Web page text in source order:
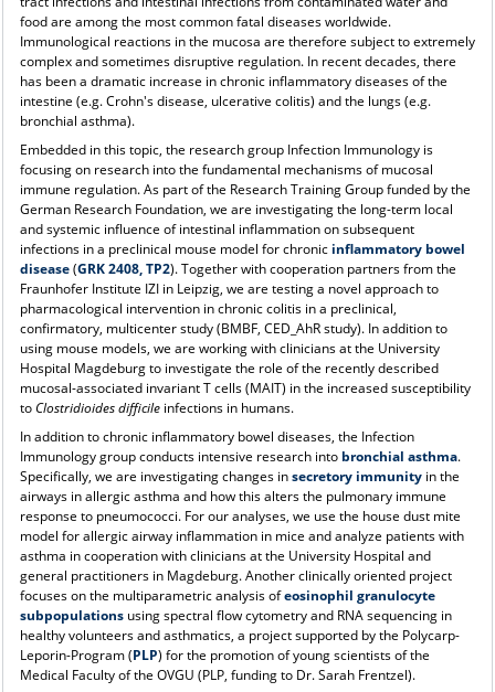
food are among the most common fatal diseases worldwide.
Immunological reactions in the mucosa are therefore subject to extremely
complex and sometimes disruptive regulation. In recent decades, there
has been a dramatic increase in chronic inflammatory diseases of the
intestine (e.g. Crohn's disease, ulcerative colitis) and the lungs (e.g.
bronchial asthma).
Embedded in this topic, the research group Infection Immunology is
focusing on research into the fundamental mechanisms of mucosal
immune regulation. As part of the Research Training Group funded by the
German Research Foundation, we are investigating the long-term local
and systemic influence of intestinal inflammation on subsequent
infections in a preclinical mouse model for chronic inflammatory bowel
disease(GRK 2408, TP2). Together with cooperation partners from the
Fraunhofer Institute IZI in Leipzig, we are testing a novel approach to
pharmacological intervention in chronic colitis in a preclinical,
confirmatory, multicenter study (BMBF, CED_AhR study). In addition to
using mouse models, we are working with clinicians at the University
Hospital Magdeburg to investigate the role of the recently described
mucosal-associated invariant T cells (MAIT) in the increased susceptibility
toClostridioides difficileinfections in humans.
In addition to chronic inflammatory bowel diseases, the Infection
Immunology group conducts intensive research into bronchial asthma.
Specifically, we are investigating changes insecretory immunityin the
airways in allergic asthma and how this alters the pulmonary immune
response to pneumococci. For our analyses, we use the house dust mite
model for allergic airway inflammation in mice and analyze patients with
asthma in cooperation with clinicians at the University Hospital and
general practitioners in Magdeburg. Another clinically oriented project
focuses on the multiparametric analysis ofeosinophil granulocyte
subpopulationsusing spectral flow cytometry and RNA sequencing in
healthy volunteers and asthmatics, a project supported by the Polycarp-
Leporin-Program (PLP) for the promotion of young scientists of the
Medical Faculty of the OVGU (PLP, funding to Dr. Sarah Frentzel).